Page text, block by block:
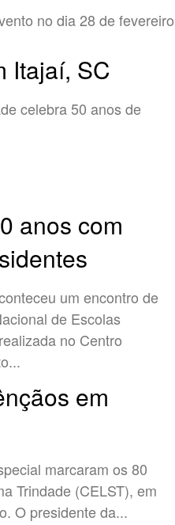
no dia 28 de fevereiro
Itajaí, SC
celebra 50 anos de
anos com
um encontro de
de Escolas
no Centro
em
marcaram os 80
Trindade (CELST), em
O presidente da...